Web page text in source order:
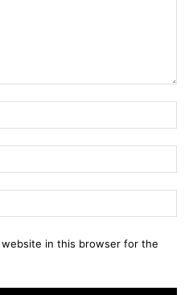
website in this browser for the